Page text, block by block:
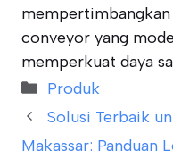
conveyor yang
memperkuat daya
Categories
Produk
Solusi Terbaik
Makassar: Panduan